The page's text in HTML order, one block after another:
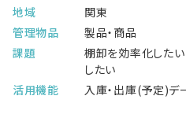
地域
関東
管理物品
製品・商品
課題
棚卸を効率化した
したい
活用機能
入庫・出庫(予定)